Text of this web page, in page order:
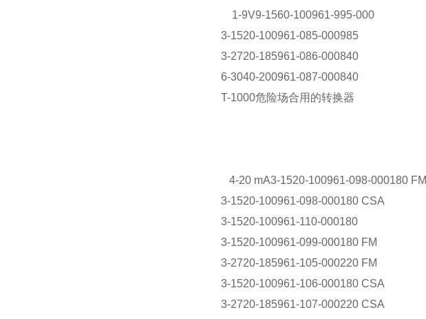
1-9V9-1560-100961-995-000
3-1520-100961-085-000985
3-2720-185961-086-000840
6-3040-200961-087-000840
T-1000危险场合用的转换器
4-20 mA3-1520-100961-098-000180 FM
3-1520-100961-098-000180 CSA
3-1520-100961-110-000180
3-1520-100961-099-000180 FM
3-2720-185961-105-000220 FM
3-1520-100961-106-000180 CSA
3-2720-185961-107-000220 CSA